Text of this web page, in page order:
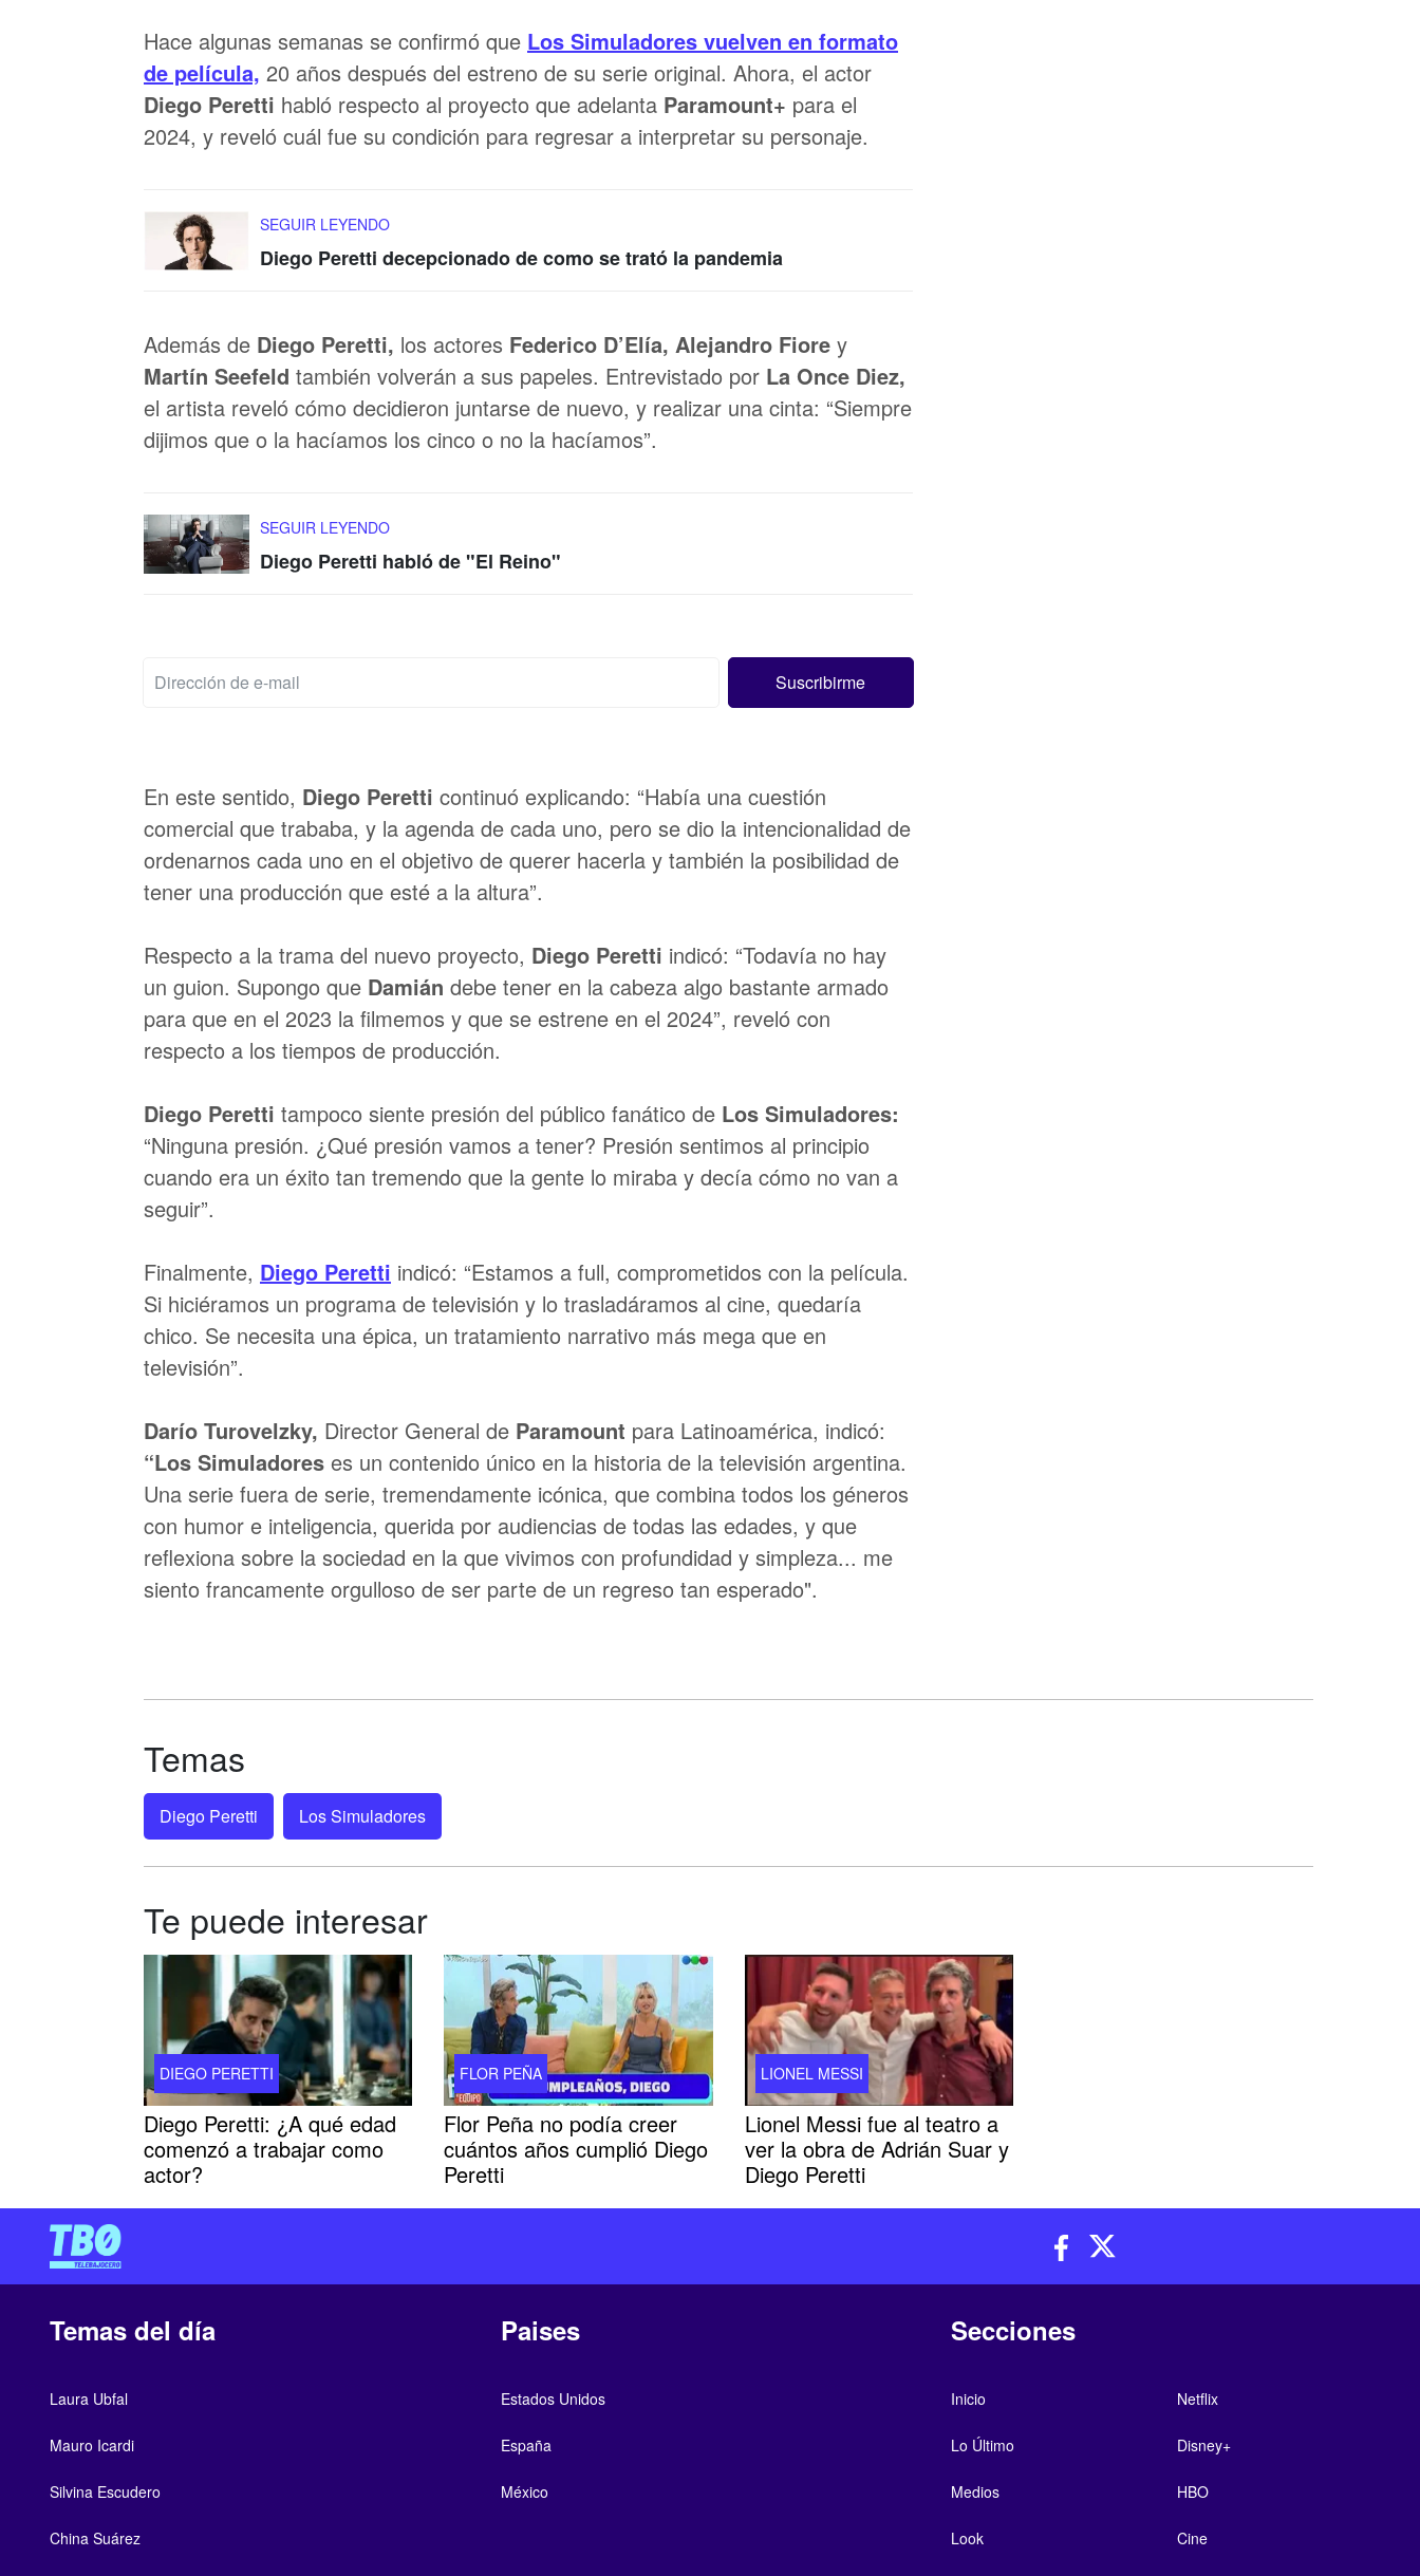
Hace algunas semanas se confirmó que Los Simuladores vuelven en formato
de película, 20 años después del estreno de su serie original. Ahora, el actor
Diego Peretti habló respecto al proyecto que adelanta Paramount+ para el
2024, y reveló cuál fue su condición para regresar a interpretar su personaje.
SEGUIR LEYENDO
Diego Peretti decepcionado de como se trató la pandemia
Además de Diego Peretti, los actores Federico D’Elía, Alejandro Fiore y
Martín Seefeld también volverán a sus papeles. Entrevistado por La Once Diez,
el artista reveló cómo decidieron juntarse de nuevo, y realizar una cinta: “Siempre
dijimos que o la hacíamos los cinco o no la hacíamos”.
SEGUIR LEYENDO
Diego Peretti habló de "El Reino"
En este sentido, Diego Peretti continuó explicando: “Había una cuestión
comercial que trababa, y la agenda de cada uno, pero se dio la intencionalidad de
ordenarnos cada uno en el objetivo de querer hacerla y también la posibilidad de
tener una producción que esté a la altura”.
Respecto a la trama del nuevo proyecto, Diego Peretti indicó: “Todavía no hay
un guion. Supongo que Damián debe tener en la cabeza algo bastante armado
para que en el 2023 la filmemos y que se estrene en el 2024”, reveló con
respecto a los tiempos de producción.
Diego Peretti tampoco siente presión del público fanático de Los Simuladores:
“Ninguna presión. ¿Qué presión vamos a tener? Presión sentimos al principio
cuando era un éxito tan tremendo que la gente lo miraba y decía cómo no van a
seguir”.
Finalmente, Diego Peretti indicó: “Estamos a full, comprometidos con la película.
Si hiciéramos un programa de televisión y lo trasladáramos al cine, quedaría
chico. Se necesita una épica, un tratamiento narrativo más mega que en
televisión”.
Darío Turovelzky, Director General de Paramount para Latinoamérica, indicó:
“Los Simuladores es un contenido único en la historia de la televisión argentina.
Una serie fuera de serie, tremendamente icónica, que combina todos los géneros
con humor e inteligencia, querida por audiencias de todas las edades, y que
reflexiona sobre la sociedad en la que vivimos con profundidad y simpleza... me
siento francamente orgulloso de ser parte de un regreso tan esperado".
Temas
Diego Peretti Los Simuladores
Te puede interesar
DIEGO PERETTI
Diego Peretti: ¿A qué edad
comenzó a trabajar como
actor?
FLOR PEÑA
Flor Peña no podía creer
cuántos años cumplió Diego
Peretti
LIONEL MESSI
Lionel Messi fue al teatro a
ver la obra de Adrián Suar y
Diego Peretti
Temas del día
Laura Ubfal
Mauro Icardi
Silvina Escudero
China Suárez
Paises
Estados Unidos
España
México
Secciones
Inicio
Lo Último
Medios
Look
Netflix
Disney+
HBO
Cine